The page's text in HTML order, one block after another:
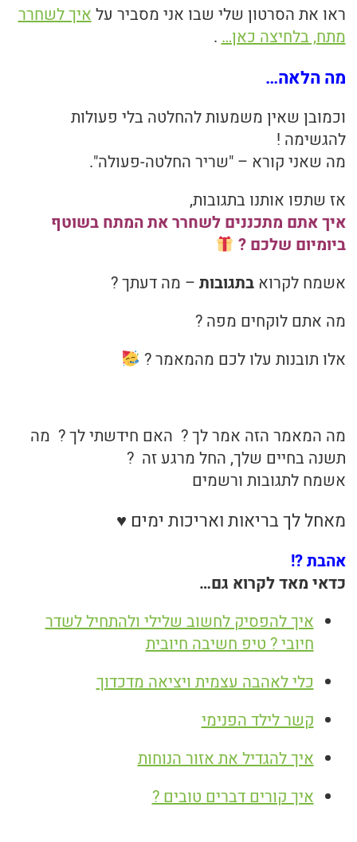
ראו את הסרטון שלי שבו אני מסביר עלאיך לשחרר
מתח, בלחיצה כאן….
מה הלאה…
וכמובן שאין משמעות להחלטה בלי פעולות
להגשימה !
מה שאני קורא – "שריר החלטה-פעולה".
אז שתפו אותנו בתגובות,
איך אתם מתכננים לשחרר את המתח בשוטף
ביומיום שלכם ?
אשמח לקרואבתגובות – מה דעתך ?
מה אתם לוקחים מפה ?
אלו תובנות עלו לכם מהמאמר ?
מה המאמר הזה אמר לך ? האם חידשתי לך ? מה
תשנה בחיים שלך, החל מרגע זה ?
אשמח לתגובות ורשמים
מאחל לך בריאות ואריכות ימים ♥
אהבת ?!
כדאי מאד לקרוא גם…
איך להפסיק לחשוב שלילי ולהתחיל לשדר
חיובי ? טיפ חשיבה חיובית
כלי לאהבה עצמית ויציאה מדכדוך
קשר לילד הפנימי
איך להגדיל את אזור הנוחות
איך קורים דברים טובים ?